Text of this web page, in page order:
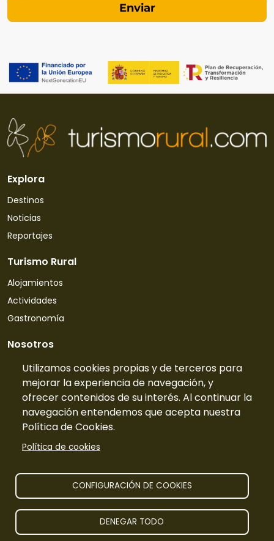
Utilizamos cookies propias y de terceros para
mejorar la experiencia de navegación, y
ofrecer contenidos de su interés. Al continuar la
navegación entendemos que acepta nuestra
Política de Cookies.
Política de cookies
CONFIGURACIÓN DE COOKIES
DENEGAR TODO
Explora
Destinos
Noticias
Reportajes
Turismo Rural
Alojamientos
Actividades
Gastronomía
Nosotros
Quiénes somos
Contacto
Tarifas
Preguntas frecuentes
Información
Aviso legal